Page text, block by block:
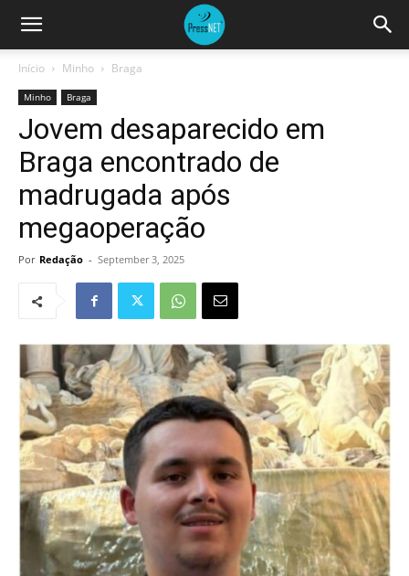
Início Minho Braga
Minho Braga
Jovem desaparecido em
Braga encontrado de
madrugada após
megaoperação
Por Redação - September 3, 2025